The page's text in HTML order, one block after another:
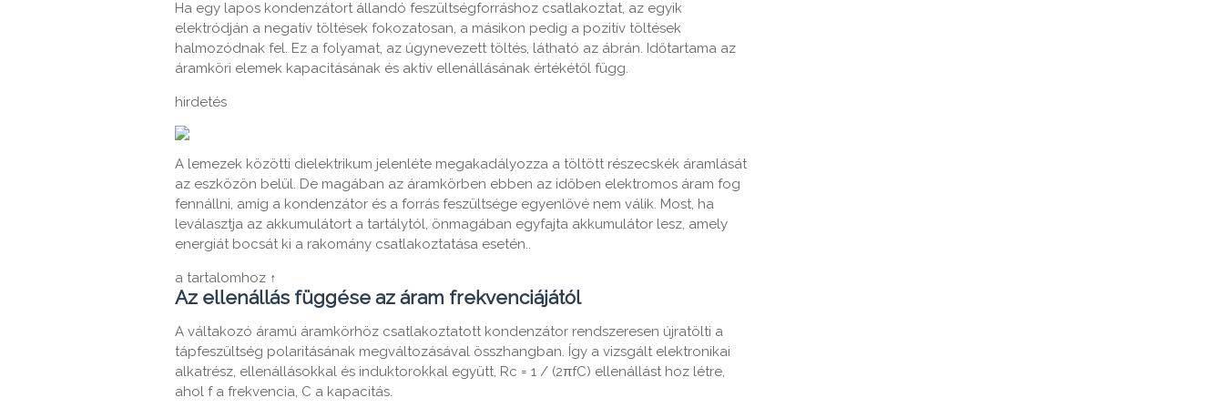
Ha egy lapos kondenzátort állandó feszültségforráshoz csatlakoztat, az egyik
elektródján a negatív töltések fokozatosan, a másikon pedig a pozitív töltések
halmozódnak fel. Ez a folyamat, az úgynevezett töltés, látható az ábrán. Időtartama az
áramköri elemek kapacitásának és aktív ellenállásának értékétől függ.
hirdetés
A lemezek közötti dielektrikum jelenléte megakadályozza a töltött részecskék áramlását
az eszközön belül. De magában az áramkörben ebben az időben elektromos áram fog
fennállni, amíg a kondenzátor és a forrás feszültsége egyenlővé nem válik. Most, ha
leválasztja az akkumulátort a tartálytól, önmagában egyfajta akkumulátor lesz, amely
energiát bocsát ki a rakomány csatlakoztatása esetén..
a tartalomhoz ↑
Az ellenállás függése az áram frekvenciájától
A váltakozó áramú áramkörhöz csatlakoztatott kondenzátor rendszeresen újratölti a
tápfeszültség polaritásának megváltozásával összhangban. Így a vizsgált elektronikai
alkatrész, ellenállásokkal és induktorokkal együtt, Rс = 1 / (2πfC) ellenállást hoz létre,
ahol f a frekvencia, C a kapacitás.